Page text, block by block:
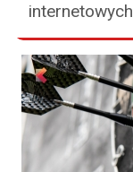
internetowych